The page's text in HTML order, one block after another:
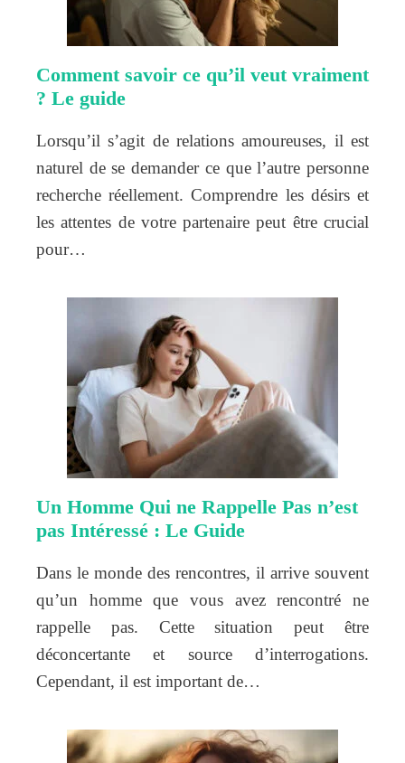
Comment savoir ce qu’il veut vraiment
? Le guide
Lorsqu’il s’agit de relations amoureuses, il est
naturel de se demander ce que l’autre personne
recherche réellement. Comprendre les désirs et
les attentes de votre partenaire peut être crucial
pour…
Un Homme Qui ne Rappelle Pas n’est
pas Intéressé : Le Guide
Dans le monde des rencontres, il arrive souvent
qu’un homme que vous avez rencontré ne
rappelle pas. Cette situation peut être
déconcertante et source d’interrogations.
Cependant, il est important de…